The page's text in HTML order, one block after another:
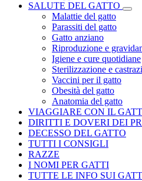
SALUTE DEL GATTO
Malattie del gatto
Parassiti del gatto
Gatto anziano
Riproduzione e
Igiene e cure quotidiane
Sterilizzazione e
Vaccini per il gatto
Obesità del gatto
Anatomia del gatto
VIAGGIARE CON IL
DIRITTI E DOVERI DEI
DECESSO DEL GATTO
TUTTI I CONSIGLI
RAZZE
I NOMI PER GATTI
TUTTE LE INFO SUI